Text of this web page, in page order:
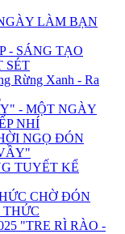
LÀM BẠN
- SÁNG TẠO
SÉT
Rừng Xanh - Ra
- MỘT NGÀY
NHÍ
NGỌ ĐÓN
TUYẾT KỂ
CHỜ ĐÓN
"TRE RÌ RÀO -